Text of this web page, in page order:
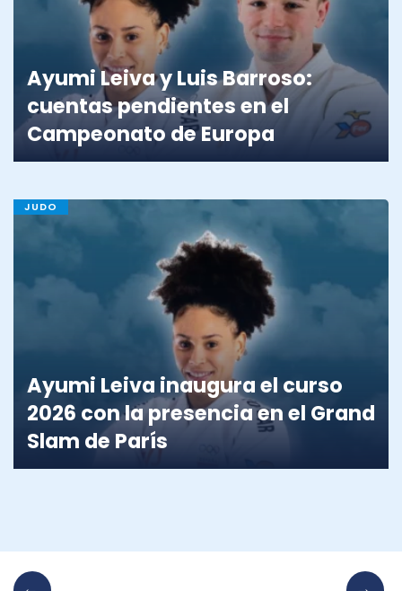
Ayumi Leiva y Luis Barroso:
cuentas pendientes en el
Campeonato de Europa
JUDO
Ayumi Leiva inaugura el curso
2026 con la presencia en el Grand
Slam de París